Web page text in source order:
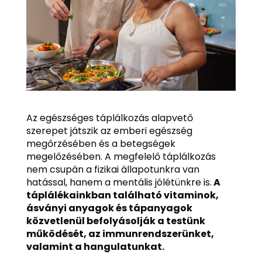
Az egészséges táplálkozás alapvető
szerepet játszik az emberi egészség
megőrzésében és a betegségek
megelőzésében. A megfelelő táplálkozás
nem csupán a fizikai állapotunkra van
hatással, hanem a mentális jólétünkre is.A
táplálékainkban található vitaminok,
ásványi anyagok és tápanyagok
közvetlenül befolyásolják a testünk
működését, az immunrendszerünket,
valamint a hangulatunkat.